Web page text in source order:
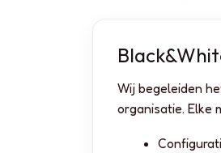
Wij begeleiden
organisatie. Elke